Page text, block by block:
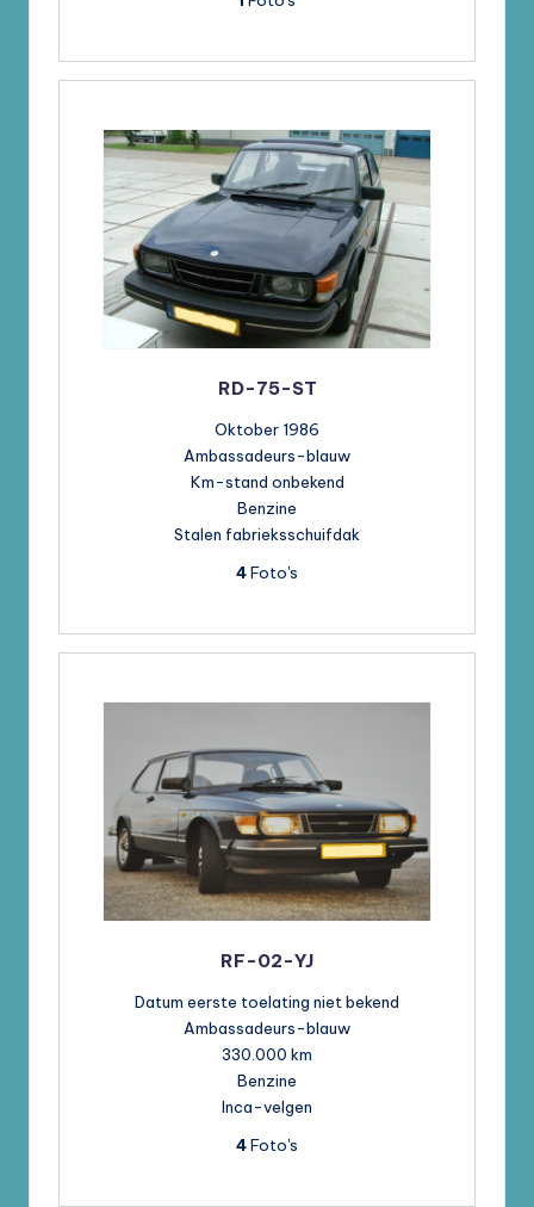
RD-75-ST
Oktober 1986
Ambassadeurs-blauw
Km-stand onbekend
Benzine
Stalen fabrieksschuifdak
4Foto's
RF-02-YJ
Datum eerste toelating niet bekend
Ambassadeurs-blauw
330.000 km
Benzine
Inca-velgen
4Foto's